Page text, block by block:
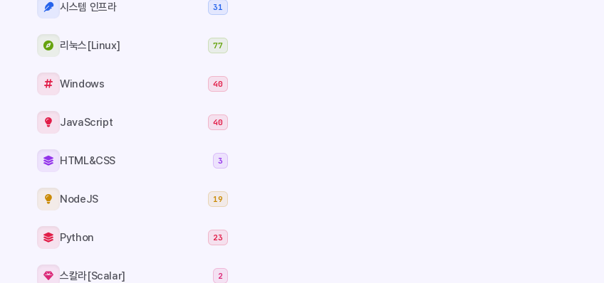
시스템 인프라 31
리눅스[Linux] 77
Windows 40
JavaScript 40
HTML&CSS 3
NodeJS 19
Python 23
스칼라[Scalar] 2